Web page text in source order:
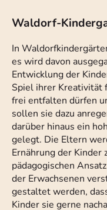
Waldorf-
In
es wird davon
Entwicklung der
Spiel ihrer Kreativität
frei entfalten dürfen
sollen sie dazu
darüber hinaus ein
gelegt. Die Eltern
Ernährung der
pädagogischen
der Erwachsenen
gestaltet werden,
Kinder sie gerne